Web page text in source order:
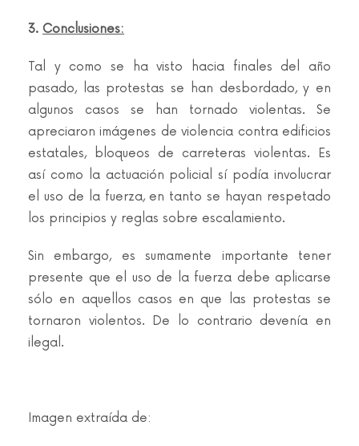
3. Conclusiones:
Tal y como se ha visto hacia finales del año
pasado, las protestas se han desbordado, y en
algunos casos se han tornado violentas. Se
apreciaron imágenes de violencia contra edificios
estatales, bloqueos de carreteras violentas. Es
así como la actuación policial sí podía involucrar
el uso de la fuerza, en tanto se hayan respetado
los principios y reglas sobre escalamiento.
Sin embargo, es sumamente importante tener
presente que el uso de la fuerza debe aplicarse
sólo en aquellos casos en que las protestas se
tornaron violentos. De lo contrario devenía en
ilegal.
Imagen extraída de: